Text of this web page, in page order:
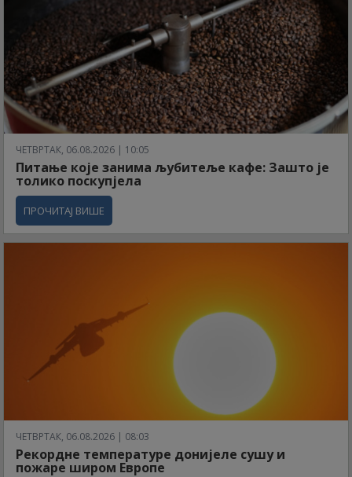
ЧЕТВРТАК, 06.08.2026 | 10:05
Питање које занима љубитеље кафе: Зашто је
толико поскупјела
ПРОЧИТАЈ ВИШЕ
ЧЕТВРТАК, 06.08.2026 | 08:03
Рекордне температуре донијеле сушу и
пожаре широм Европе